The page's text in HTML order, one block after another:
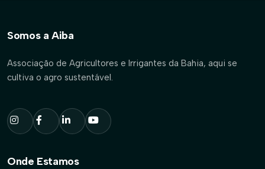
Somos a Aiba
Associação de Agricultores e Irrigantes da Bahia, aqui se
cultiva o agro sustentável.
Onde Estamos